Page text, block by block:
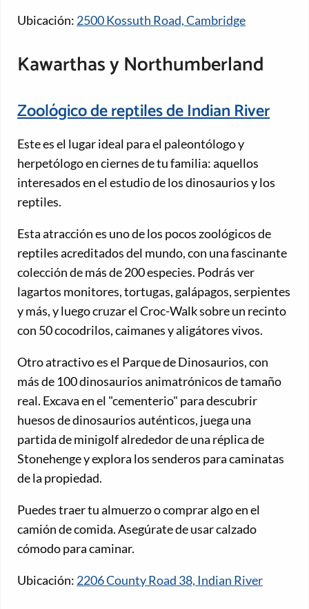
Ubicación: 2500 Kossuth Road, Cambridge
Kawarthas y Northumberland
Zoológico de reptiles de Indian River
Este es el lugar ideal para el paleontólogo y
herpetólogo en ciernes de tu familia: aquellos
interesados en el estudio de los dinosaurios y los
reptiles.
Esta atracción es uno de los pocos zoológicos de
reptiles acreditados del mundo, con una fascinante
colección de más de 200 especies. Podrás ver
lagartos monitores, tortugas, galápagos, serpientes
y más, y luego cruzar el Croc-Walk sobre un recinto
con 50 cocodrilos, caimanes y aligátores vivos.
Otro atractivo es el Parque de Dinosaurios, con
más de 100 dinosaurios animatrónicos de tamaño
real. Excava en el "cementerio" para descubrir
huesos de dinosaurios auténticos, juega una
partida de minigolf alrededor de una réplica de
Stonehenge y explora los senderos para caminatas
de la propiedad.
Puedes traer tu almuerzo o comprar algo en el
camión de comida. Asegúrate de usar calzado
cómodo para caminar.
Ubicación: 2206 County Road 38, Indian River